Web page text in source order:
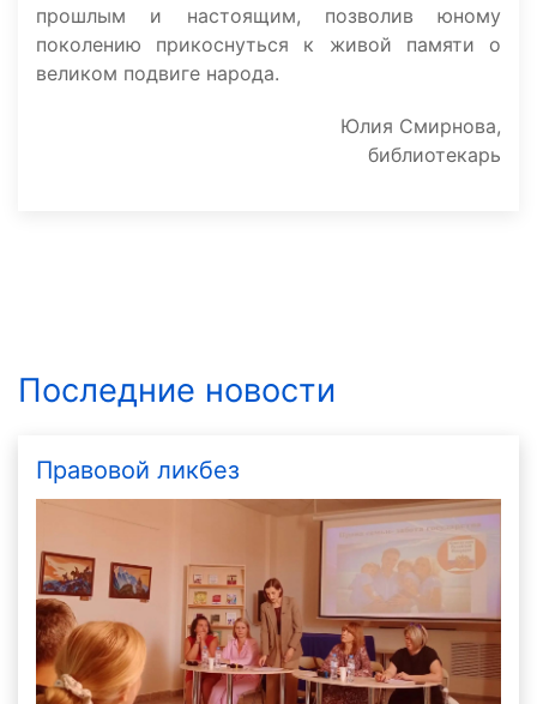
прошлым и настоящим, позволив юному
поколению прикоснуться к живой памяти о
великом подвиге народа.
Юлия Смирнова,
библиотекарь
Последние новости
Правовой ликбез